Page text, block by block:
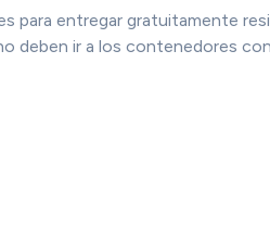
para entregar gratuitamente
deben ir a los contenedores